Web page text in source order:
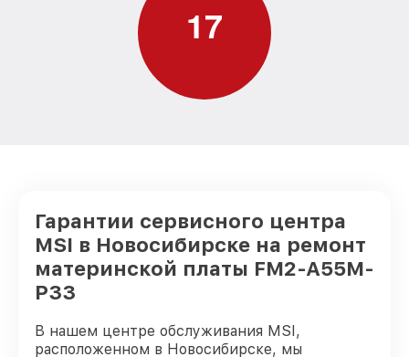
17
Гарантии сервисного центра
MSI в Новосибирске на ремонт
материнской платы FM2-A55M-
P33
В нашем центре обслуживания MSI,
расположенном в Новосибирске, мы